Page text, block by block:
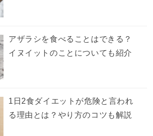
アザラシを食べることはできる？
イヌイットのことについても紹介
1日2食ダイエットが危険と言われ
る理由とは？やり方のコツも解説